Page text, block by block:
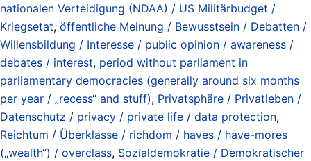
nationalen Verteidigung (NDAA) / US Militärbudget /
Kriegsetat, öffentliche Meinung / Bewusstsein / Debatten /
Willensbildung / Interesse / public opinion / awareness /
debates / interest, period without parliament in
parliamentary democracies (generally around six months
per year / „recess“ and stuff), Privatsphäre / Privatleben /
Datenschutz / privacy / private life / data protection,
Reichtum / Überklasse / richdom / haves / have-mores
(„wealth“) / overclass, Sozialdemokratie / Demokratischer